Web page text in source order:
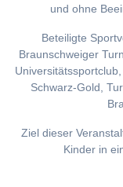
und ohne
Beteiligte
Braunschweiger
Schwarz-Gold,
Ziel dieser
Kinder in